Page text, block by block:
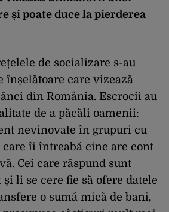
și poate duce la pierderea
de socializare s-au
înșelătoare care vizează
din România. Escrocii au
de a păcăli oamenii:
nevinovate în grupuri cu
îi întreabă cine are cont
Cei care răspund sunt
li se cere fie să ofere datele
o sumă mică de bani,